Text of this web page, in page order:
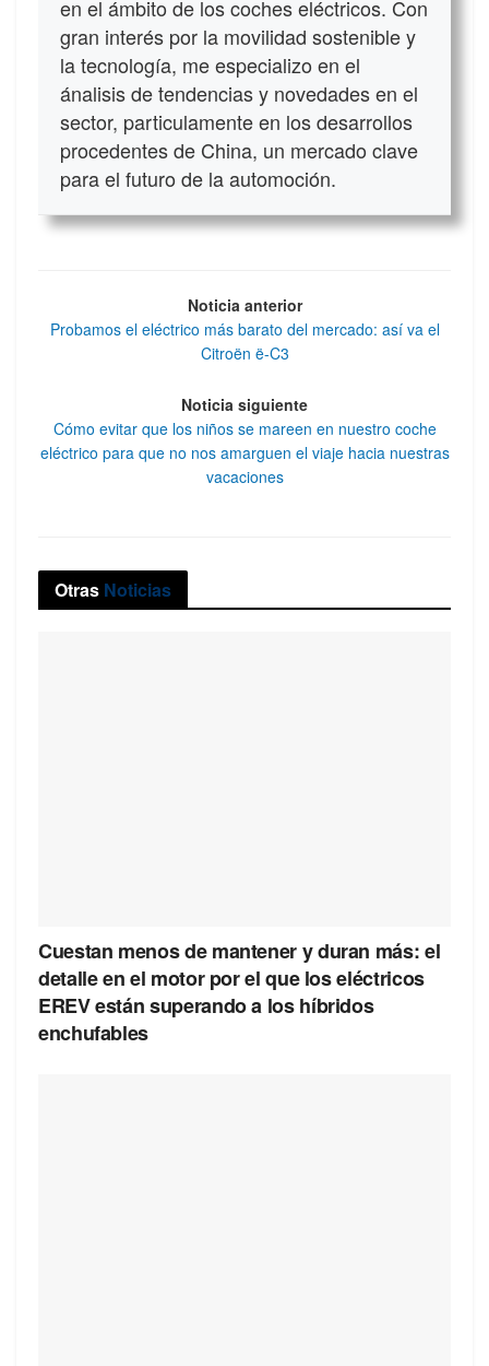
en el ámbito de los coches eléctricos. Con
gran interés por la movilidad sostenible y
la tecnología, me especializo en el
ánalisis de tendencias y novedades en el
sector, particulamente en los desarrollos
procedentes de China, un mercado clave
para el futuro de la automoción.
Noticia anterior
Probamos el eléctrico más barato del mercado: así va el
Citroën ë-C3
Noticia siguiente
Cómo evitar que los niños se mareen en nuestro coche
eléctrico para que no nos amarguen el viaje hacia nuestras
vacaciones
Otras Noticias
Cuestan menos de mantener y duran más: el
detalle en el motor por el que los eléctricos
EREV están superando a los híbridos
enchufables